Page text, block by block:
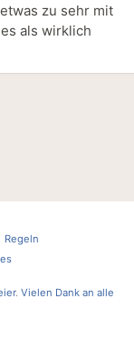
zu sehr mit
als wirklich
Regeln
. Vielen Dank an alle